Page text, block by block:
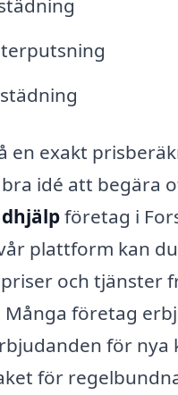
en exakt
idé att begära
företag i
plattform kan
och tjänster
Många företag
för nya
för